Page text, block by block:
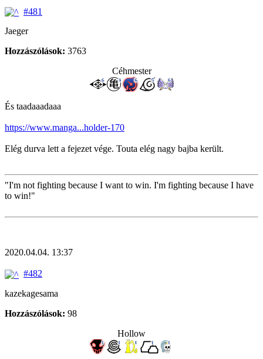
#481
Jaeger
Hozzászólások: 3763
Céhmester
És taadaaadaaa
https://www.manga...holder-170
Elég durva lett a fejezet vége. Touta elég nagy bajba került.
"I'm not fighting because I want to win. I'm fighting because I have
to win!"
2020.04.04. 13:37
#482
kazekagesama
Hozzászólások: 98
Hollow